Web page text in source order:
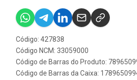
Código: 427838
Código NCM: 33059000
Código de Barras do Produto:
Código de Barras da Caixa: